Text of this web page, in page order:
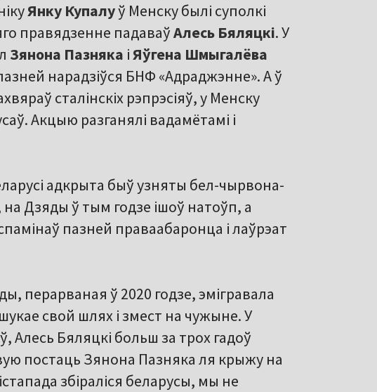
Янку Купалуў Менску былі суполкі
правядзенне падаваўАлесь Бяляцкі. У
Зянона Пазняка іЯўгена Шмыгалёва
нарадзіўся БНФ «Адраджэнне». А ў
сталінскіх рэпрэсіяў, у Менску
Акцыю разганялі вадамётамі і
адкрыта быў узняты бел-чырвона-
Дзяды ў тым годзе ішоў натоўп, а
пазней праваабаронца і лаўрэат
перарваная ў 2020 годзе, эмігравала
свой шлях і змест на чужыне. У
Алесь Бяляцкі больш за трох гадоў
постаць Зянона Пазняка ля крыжу на
збіраліся беларусы, мы не